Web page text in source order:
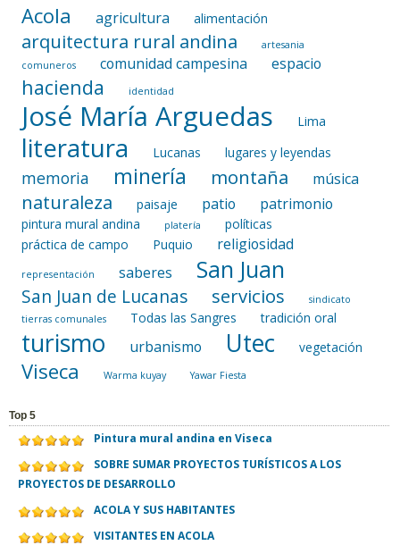
Acola agricultura alimentación
arquitectura rural andina
artesania
comuneros
comunidad campesina espacio
hacienda identidad
José María Arguedas Lima
literatura Lucanas lugares y leyendas
memoria minería montaña música
naturaleza paisaje patio patrimonio
pintura mural andina platería
políticas
práctica de campo
Puquio religiosidad
representación saberes San Juan
San Juan de Lucanas servicios
sindicato
tierras comunales
Todas las Sangres tradición oral
turismo urbanismo Utec vegetación
Viseca Warma kuyay Yawar Fiesta
Top 5
Pintura mural andina en Viseca
SOBRE SUMAR PROYECTOS TURÍSTICOS A LOS
PROYECTOS DE DESARROLLO
ACOLA Y SUS HABITANTES
VISITANTES EN ACOLA